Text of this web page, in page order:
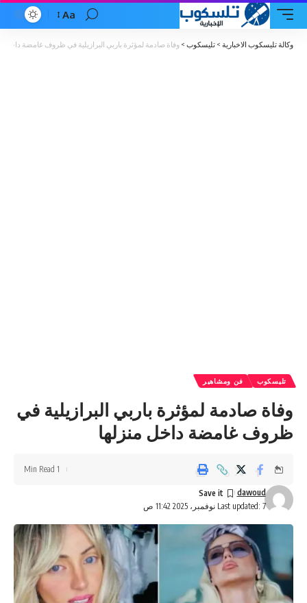
Font
Resizer
Aa
وكالة تليسكوب الاخبارية > تليسكوب > وفاة صادمة لمؤثرة باربي البرازيلية في ظروف غامضة داخل
تليسكوب فن ومشاهير
وفاة صادمة لمؤثرة باربي البرازيلية في
ظروف غامضة داخل منزلها
Last updated: 7 نوفمبر، 2025 11:42 ص
dawoud
1 Min Read